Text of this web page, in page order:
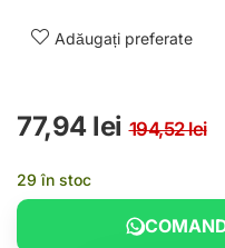
Adăugați preferate
194,52lei
77,94 lei
29 în stoc